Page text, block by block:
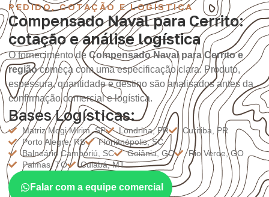
PEDIDO, COTAÇÃO E LOGÍSTICA
Compensado Naval para Cerrito:
cotação e análise logística
O fornecimento de Compensado Naval para Cerrito e
regiãocomeça com uma especificação clara. Produto,
espessura, quantidade e destino são analisados antes da
confirmação comercial e logística.
Bases Logísticas:
Matriz Mogi Mirim, SP Londrina, PR
Curitiba, PR
Porto Alegre, RS
Florianópolis, SC
Balneário Camboriú, SC
Goiânia, GO
Rio Verde, GO
Palmas, TO
Cuiabá, MT
Falar com a equipe comercial